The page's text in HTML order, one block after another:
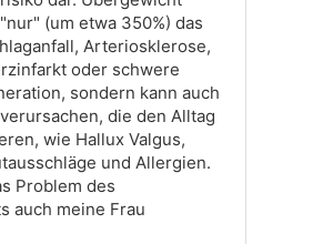
(um etwa 350%) das
Arteriosklerose,
oder schwere
sondern kann auch
die den Alltag
wie Hallux Valgus,
und Allergien.
Problem des
auch meine Frau